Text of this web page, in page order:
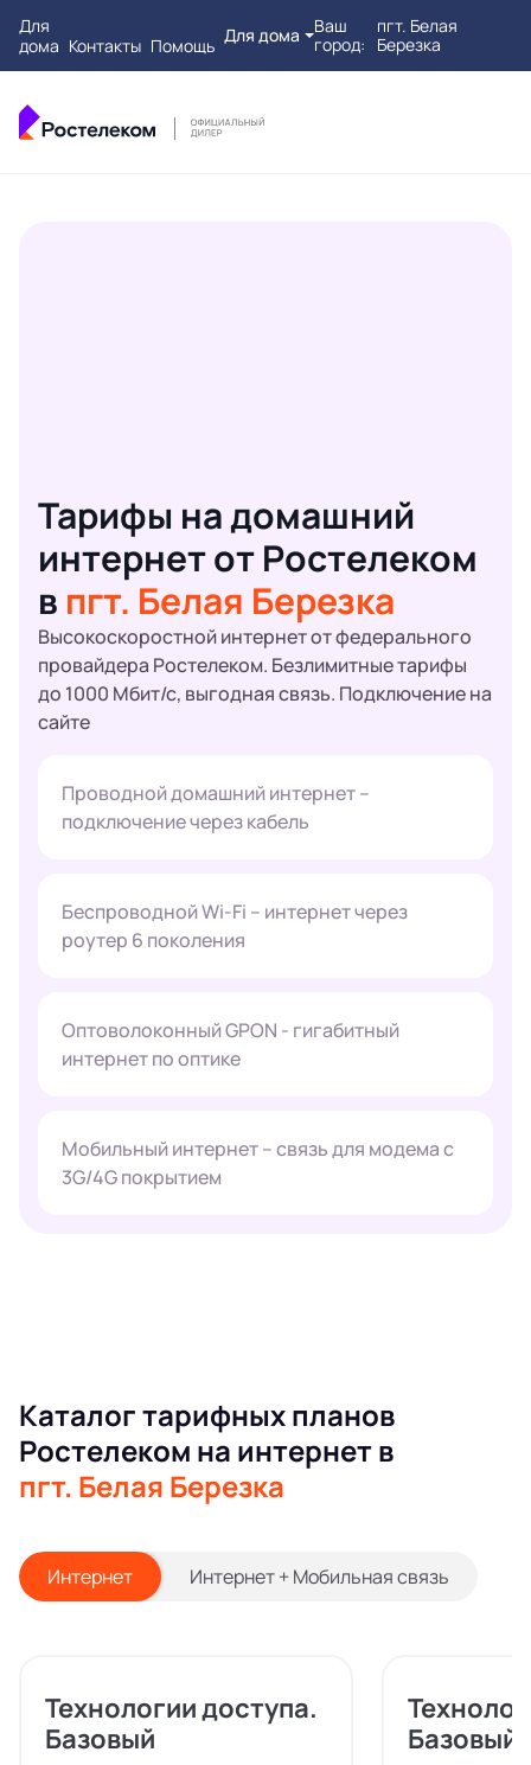
Для
дома Контакты Помощь Для дома
Ваш
город:
пгт. Белая
Березка
Тарифы на домашний
интернет от Ростелеком
в пгт. Белая Березка
Высокоскоростной интернет от федерального
провайдера Ростелеком. Безлимитные тарифы
до 1000 Мбит/с, выгодная связь. Подключение на
сайте
Проводной домашний интернет –
подключение через кабель
Беспроводной Wi-Fi – интернет через
роутер 6 поколения
Оптоволоконный GPON - гигабитный
интернет по оптике
Мобильный интернет – связь для модема с
3G/4G покрытием
Каталог тарифных планов
Ростелеком на интернет в
пгт. Белая Березка
Интернет Интернет + Мобильная связь
Технологии доступа.
Базовый
Базовый